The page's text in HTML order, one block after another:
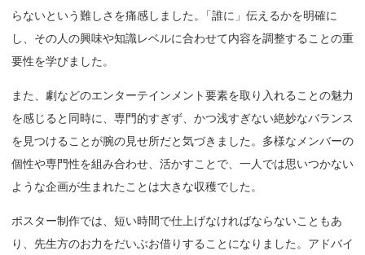
らないという難しさを痛感しました 。
「誰に」伝えるかを明確に
し、その人の興味や知識レベルに合わせて内容を調整することの重
要性を学びました。
また、劇などのエンターテインメント要素を取り入れることの魅力
を感じると同時に、専門的すぎず、かつ浅すぎない絶妙なバランス
を見つけることが腕の見せ所だと気づきました。多様なメンバーの
個性や専門性を組み合わせ、活かすことで、一人では思いつかない
ような企画が生まれたことは大きな収穫でした。
ポスター制作では、短い時間で仕上げなければならないこともあ
り、先生方のお力をだいぶお借りすることになりました。アドバイ